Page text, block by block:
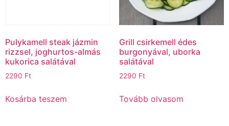
Pulykamell steak jázmin
rizzsel, joghurtos-almás
kukorica salátával
2290 Ft
Kosárba teszem
Grill csirkemell édes
burgonyával, uborka
salátával
2290 Ft
Tovább olvasom